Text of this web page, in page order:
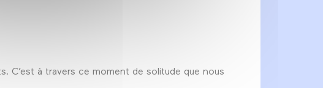
C’est à travers ce moment de solitude que nous